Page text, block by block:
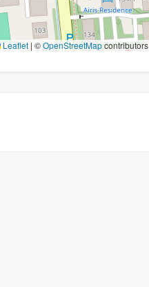
Leaflet | ©OpenStreetMapcontributors